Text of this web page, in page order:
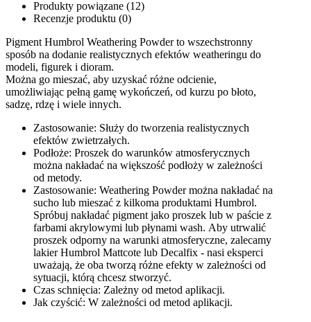
Produkty powiązane (12)
Recenzje produktu (0)
Pigment Humbrol Weathering Powder to wszechstronny
sposób na dodanie realistycznych efektów weatheringu do
modeli, figurek i dioram.
Można go mieszać, aby uzyskać różne odcienie,
umożliwiając pełną gamę wykończeń, od kurzu po błoto,
sadzę, rdzę i wiele innych.
Zastosowanie: Służy do tworzenia realistycznych
efektów zwietrzałych.
Podłoże: Proszek do warunków atmosferycznych
można nakładać na większość podłoży w zależności
od metody.
Zastosowanie: Weathering Powder można nakładać na
sucho lub mieszać z kilkoma produktami Humbrol.
Spróbuj nakładać pigment jako proszek lub w paście z
farbami akrylowymi lub płynami wash. Aby utrwalić
proszek odporny na warunki atmosferyczne, zalecamy
lakier Humbrol Mattcote lub Decalfix - nasi eksperci
uważają, że oba tworzą różne efekty w zależności od
sytuacji, którą chcesz stworzyć.
Czas schnięcia: Zależny od metod aplikacji.
Jak czyścić: W zależności od metod aplikacji.